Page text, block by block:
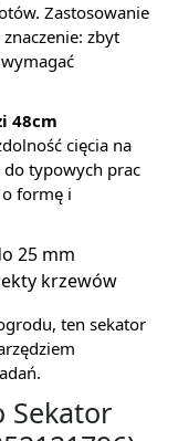
Zastosowanie
zbyt
48cm
cięcia na
do typowych prac
formę i
25 mm
krzewów
ten sekator
Sekator